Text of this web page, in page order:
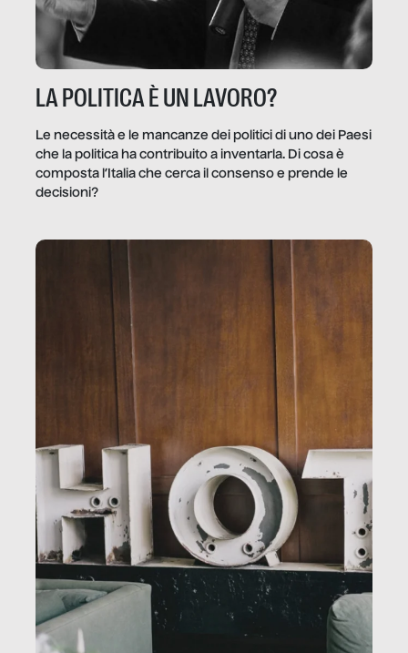
LA POLITICA È UN LAVORO?
Le necessità e le mancanze dei politici di uno dei Paesi
che la politica ha contribuito a inventarla. Di cosa è
composta l’Italia che cerca il consenso e prende le
decisioni?